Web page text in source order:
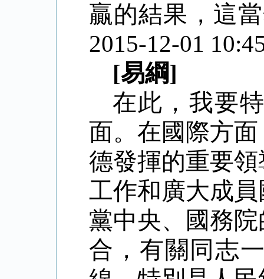
贏的結果，這
2015-12-01
[易綱]
在此，我要
面。在國際方
德發揮的重要
工作和廣大成
黨中央、國務
合，有關同志